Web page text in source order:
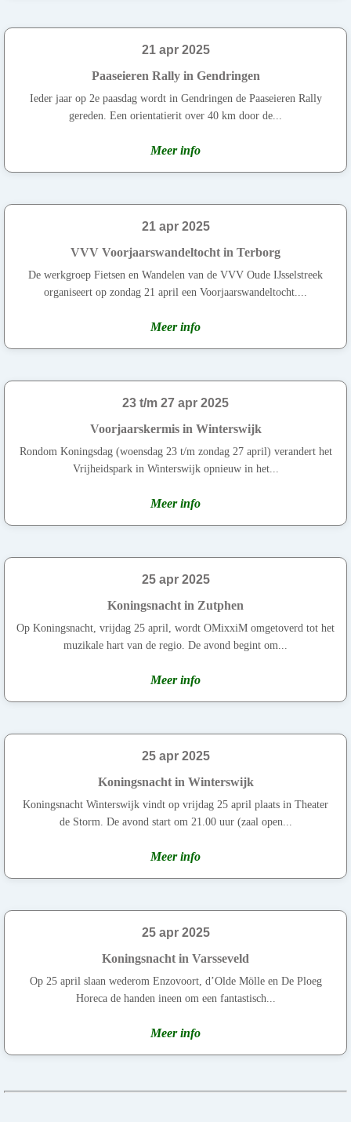
21 apr 2025
Paaseieren Rally in Gendringen
Ieder jaar op 2e paasdag wordt in Gendringen de Paaseieren Rally
gereden. Een orientatierit over 40 km door de...
Meer info
21 apr 2025
VVV Voorjaarswandeltocht in Terborg
De werkgroep Fietsen en Wandelen van de VVV Oude IJsselstreek
organiseert op zondag 21 april een Voorjaarswandeltocht....
Meer info
23 t/m 27 apr 2025
Voorjaarskermis in Winterswijk
Rondom Koningsdag (woensdag 23 t/m zondag 27 april) verandert het
Vrijheidspark in Winterswijk opnieuw in het...
Meer info
25 apr 2025
Koningsnacht in Zutphen
Op Koningsnacht, vrijdag 25 april, wordt OMixxiM omgetoverd tot het
muzikale hart van de regio. De avond begint om...
Meer info
25 apr 2025
Koningsnacht in Winterswijk
Koningsnacht Winterswijk vindt op vrijdag 25 april plaats in Theater
de Storm. De avond start om 21.00 uur (zaal open...
Meer info
25 apr 2025
Koningsnacht in Varsseveld
Op 25 april slaan wederom Enzovoort, d’Olde Mölle en De Ploeg
Horeca de handen ineen om een fantastisch...
Meer info